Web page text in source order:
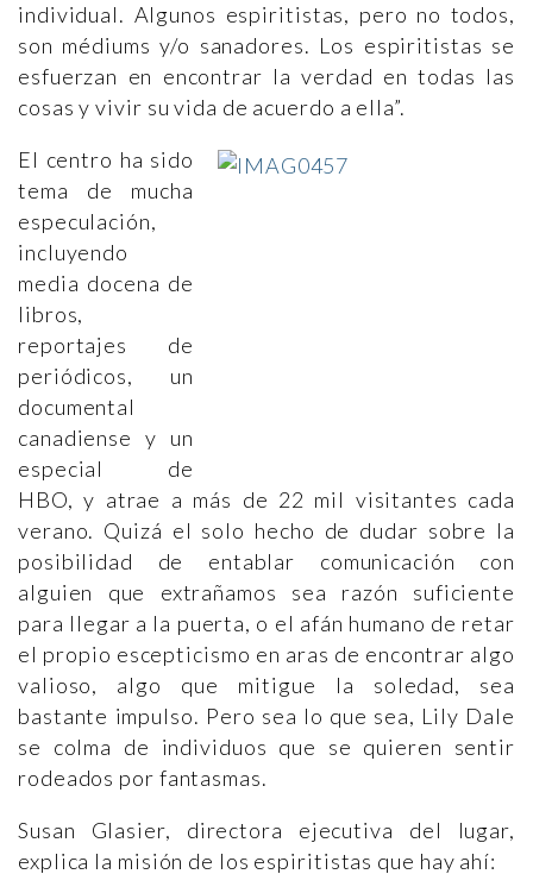
individual. Algunos espiritistas, pero no todos,
son médiums y/o sanadores. Los espiritistas se
esfuerzan en encontrar la verdad en todas las
cosas y vivir su vida de acuerdo a ella”.
El centro ha sido
tema de mucha
especulación,
incluyendo
media docena de
libros,
reportajes de
periódicos, un
documental
canadiense y un
especial de
HBO, y atrae a más de 22 mil visitantes cada
verano. Quizá el solo hecho de dudar sobre la
posibilidad de entablar comunicación con
alguien que extrañamos sea razón suficiente
para llegar a la puerta, o el afán humano de retar
el propio escepticismo en aras de encontrar algo
valioso, algo que mitigue la soledad, sea
bastante impulso. Pero sea lo que sea, Lily Dale
se colma de individuos que se quieren sentir
rodeados por fantasmas.
Susan Glasier, directora ejecutiva del lugar,
explica la misión de los espiritistas que hay ahí: